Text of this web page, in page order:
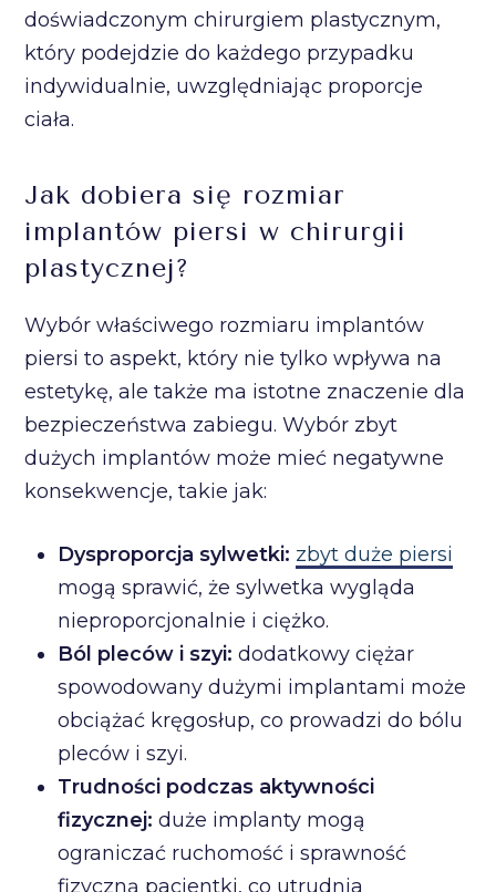
doświadczonym chirurgiem plastycznym,
który podejdzie do każdego przypadku
indywidualnie, uwzględniając proporcje
ciała.
Jak dobiera się rozmiar
implantów piersi w chirurgii
plastycznej?
Wybór właściwego rozmiaru implantów
piersi to aspekt, który nie tylko wpływa na
estetykę, ale także ma istotne znaczenie dla
bezpieczeństwa zabiegu. Wybór zbyt
dużych implantów może mieć negatywne
konsekwencje, takie jak:
Dysproporcja sylwetki: zbyt duże piersi
mogą sprawić, że sylwetka wygląda
nieproporcjonalnie i ciężko.
Ból pleców i szyi: dodatkowy ciężar
spowodowany dużymi implantami może
obciążać kręgosłup, co prowadzi do bólu
pleców i szyi.
Trudności podczas aktywności
fizycznej: duże implanty mogą
ograniczać ruchomość i sprawność
fizyczną pacjentki, co utrudnia